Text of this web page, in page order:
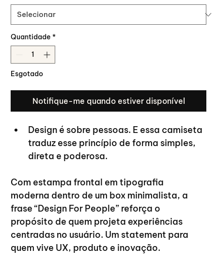
Quantidade *
Esgotado
Notifique-me quando estiver disponível
Design é sobre pessoas. E essa camiseta
traduz esse princípio de forma simples,
direta e poderosa.
Com estampa frontal em tipografia
moderna dentro de um box minimalista, a
frase “Design For People” reforça o
propósito de quem projeta experiências
centradas no usuário. Um statement para
quem vive UX, produto e inovação.